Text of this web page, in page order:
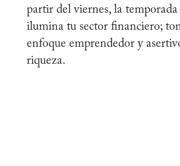
partir del viernes, la
ilumina tu sector financiero;
enfoque emprendedor y
riqueza.